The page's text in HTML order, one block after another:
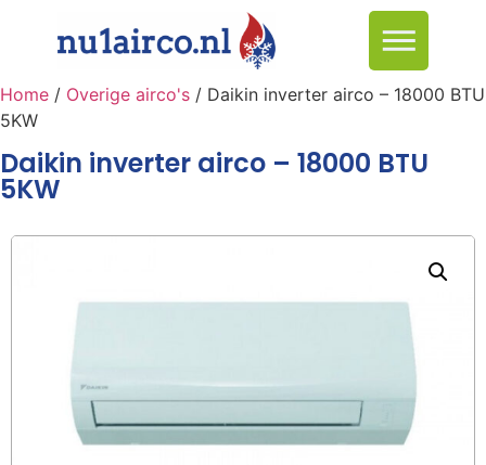
Home / Overige airco's / Daikin inverter airco – 18000 BTU
5KW
Daikin inverter airco – 18000 BTU
5KW